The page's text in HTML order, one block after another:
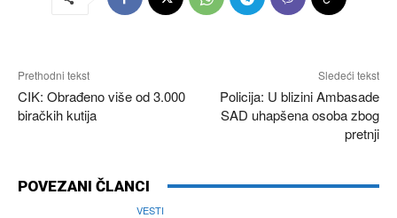
Prethodni tekst
CIK: Obrađeno više od 3.000
biračkih kutija
Sledeći tekst
Policija: U blizini Ambasade
SAD uhapšena osoba zbog
pretnji
POVEZANI ČLANCI
VESTI